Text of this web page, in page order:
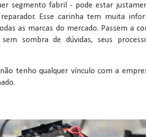
segmento fabril - pode estar
Esse carinha tem muita
as marcas do mercado. Passem a
sombra de dúvidas, seus
não tenho qualquer vínculo com a